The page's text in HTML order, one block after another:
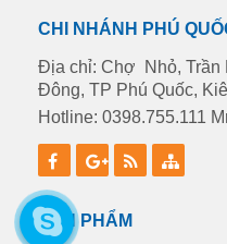
CHI NHÁNH PHÚ
Địa chỉ: Chợ Nhỏ, Trần
Đông, TP Phú Quốc,
Hotline: 0398.755.111
SẢN PHẨM